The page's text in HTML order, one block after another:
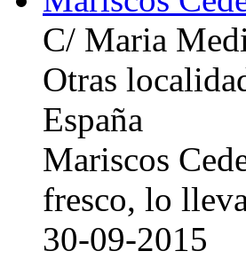
C/ Maria
Otras
España
Mariscos
fresco, lo
30-09-2015